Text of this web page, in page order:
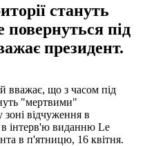
стануть
під
президент.
вважає, що з часом під
"мертвими"
зоні відчуження в
в інтерв'ю виданню Le
в п'ятницю, 16 квітня.